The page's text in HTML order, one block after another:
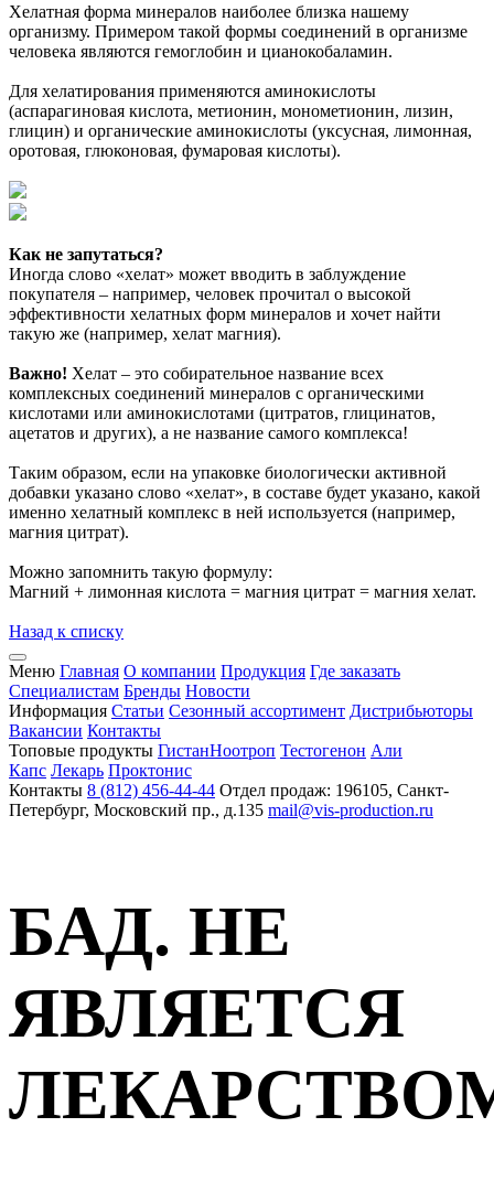
Хелатная форма минералов наиболее близка нашему
организму. Примером такой формы соединений в организме
человека являются гемоглобин и цианокобаламин.
Для хелатирования применяются аминокислоты
(аспарагиновая кислота, метионин, монометионин, лизин,
глицин) и органические аминокислоты (уксусная, лимонная,
оротовая, глюконовая, фумаровая кислоты).
Как не запутаться?
Иногда слово «хелат» может вводить в заблуждение
покупателя – например, человек прочитал о высокой
эффективности хелатных форм минералов и хочет найти
такую же (например, хелат магния).
Важно! Хелат – это собирательное название всех
комплексных соединений минералов с органическими
кислотами или аминокислотами (цитратов, глицинатов,
ацетатов и других), а не название самого комплекса!
Таким образом, если на упаковке биологически активной
добавки указано слово «хелат», в составе будет указано, какой
именно хелатный комплекс в ней используется (например,
магния цитрат).
Можно запомнить такую формулу:
Магний + лимонная кислота = магния цитрат = магния хелат.
Назад к списку
Меню Главная О компании Продукция Где заказать
Специалистам Бренды Новости
Информация Статьи Сезонный ассортимент Дистрибьюторы
Вакансии Контакты
Топовые продукты ГистанНоотроп Тестогенон Али
Капс Лекарь Проктонис
Контакты 8 (812) 456-44-44 Отдел продаж: 196105, Санкт-
Петербург, Московский пр., д.135 mail@vis-production.ru
БАД. НЕ
ЯВЛЯЕТСЯ